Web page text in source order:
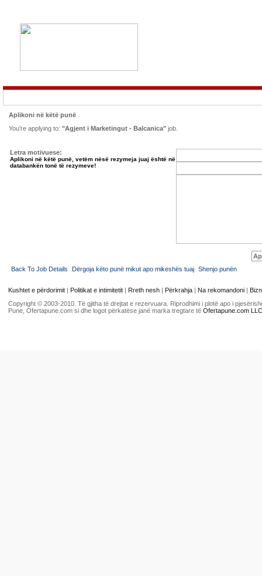
Aplikoni në këtë punë
You're applying to: "Agjent i Marketingut - Balcanica" job.
Letra motivuese:
Aplikoni në këtë punë, vetëm nësë rezymeja juaj është në
databankën tonë të rezymeve!
Back To Job Details Dërgoja këto punë mikut apo mikeshës tuaj Shenjo punën
Kushtet e përdorimit | Politikat e intimitetit | Rreth nesh | Përkrahja | Na rekomandoni |
Copyright © 2003-2010. Të gjitha të drejtat e rezervuara. Riprodhimi i plotë apo i
Pune, Ofertapune.com si dhe logot përkatëse janë marka tregtare të Ofertapune.com LLC